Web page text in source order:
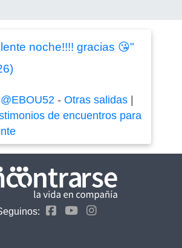
noche!!!! gracias 😘"
@EBOU52- Otras salidas|
de encuentros para